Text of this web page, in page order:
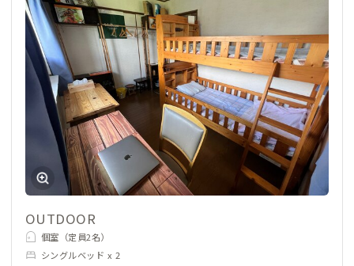
OUTDOOR
個室（定員2名）
シングルベッド x 2